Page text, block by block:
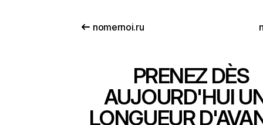
nomernoi.ru
PRENEZ DÈS
AUJOURD'HUI
LONGUEUR